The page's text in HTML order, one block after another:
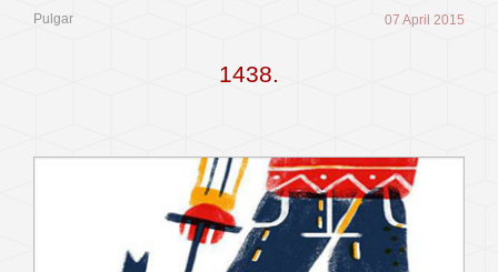
Pulgar 07 April 2015
1438.